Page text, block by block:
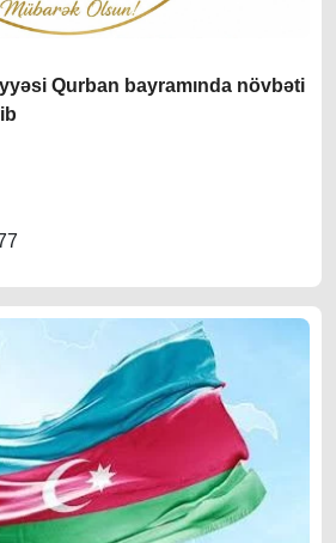
Qurban bayramında növbəti